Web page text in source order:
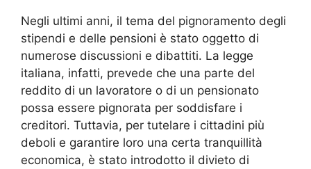
Negli ultimi anni, il tema del pignoramento degli
stipendi e delle pensioni è stato oggetto di
numerose discussioni e dibattiti. La legge
italiana, infatti, prevede che una parte del
reddito di un lavoratore o di un pensionato
possa essere pignorata per soddisfare i
creditori. Tuttavia, per tutelare i cittadini più
deboli e garantire loro una certa tranquillità
economica, è stato introdotto il divieto di